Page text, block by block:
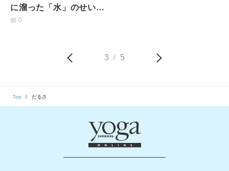
に溜った「水」のせいか
も？】むくみ、冷え・だ
0
3 / 5
Top だるさ